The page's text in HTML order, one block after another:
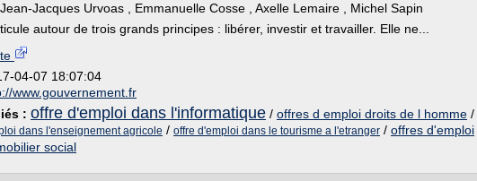
Jacques Urvoas , Emmanuelle Cosse , Axelle Lemaire , Michel Sapin
autour de trois grands principes : libérer, investir et travailler. Elle ne...
04-07 18:07:04
www.gouvernement.fr
: offre d'emploi dans l'informatique / offres d emploi droits de l homme /
dans l'enseignement agricole / offre d'emploi dans le tourisme a l'etranger / offres d'emploi
social